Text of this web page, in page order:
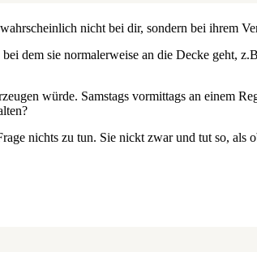
nicht bei dir, sondern bei ihrem
dem sie normalerweise an die Decke geht,
würde. Samstags vormittags an einem
nichts zu tun. Sie nickt zwar und tut so, als